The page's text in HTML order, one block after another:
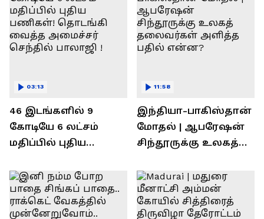
46 இடங்களில் 9
கோடியே 6 லட்சம்
மதிப்பில் புதிய
வைத்த அமைச்சர்
செந்தில் பாலாஜி !
03:13
இந்தியா-பாகிஸ்தான்
மோதல் | ஆபரேஷன்
சிந்தூருக்கு உலகத்
பதில் என்ன?
11:58